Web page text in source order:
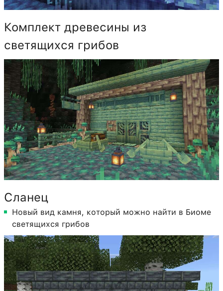
Комплект древесины из
светящихся грибов
Сланец
Новый вид камня, который можно найти в Биоме
светящихся грибов